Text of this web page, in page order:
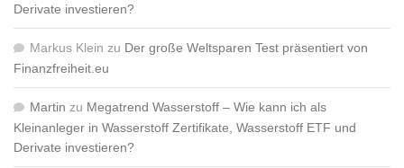
Derivate investieren?
Markus Klein zu Der große Weltsparen Test präsentiert von
Finanzfreiheit.eu
Martin zu Megatrend Wasserstoff – Wie kann ich als
Kleinanleger in Wasserstoff Zertifikate, Wasserstoff ETF und
Derivate investieren?